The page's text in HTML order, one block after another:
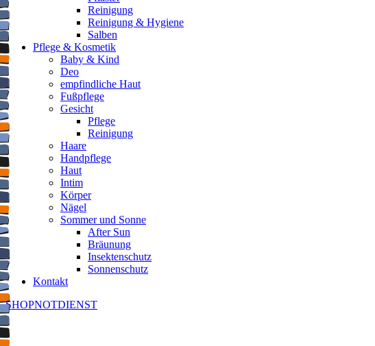
Reinigung
Reinigung & Hygiene
Salben
Pflege & Kosmetik
Baby & Kind
Deo
empfindliche Haut
Fußpflege
Gesicht
Pflege
Reinigung
Haare
Handpflege
Haut
Intim
Körper
Nägel
Sommer und Sonne
After Sun
Bräunung
Insektenschutz
Sonnenschutz
Kontakt
SHOPNOTDIENST